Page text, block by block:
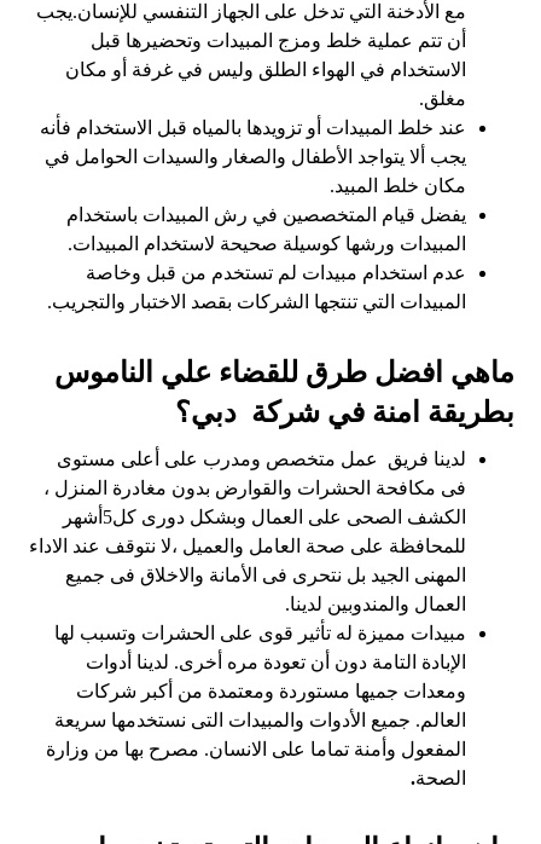
مع الأدخنة التي تدخل على الجهاز التنفسي للإنسان.يجب
أن تتم عملية خلط ومزج المبيدات وتحضيرها قبل
الاستخدام في الهواء الطلق وليس في غرفة أو مكان
مغلق.
عند خلط المبيدات أو تزويدها بالمياه قبل الاستخدام فأنه
يجب ألا يتواجد الأطفال والصغار والسيدات الحوامل في
مكان خلط المبيد.
يفضل قيام المتخصصين في رش المبيدات باستخدام
المبيدات ورشها كوسيلة صحيحة لاستخدام المبيدات.
عدم استخدام مبيدات لم تستخدم من قبل وخاصة
المبيدات التي تنتجها الشركات بقصد الاختبار والتجريب.
ماهي افضل طرق للقضاء علي الناموس
بطريقة امنة في شركة دبي؟
لدينا فريق عمل متخصص ومدرب على أعلى مستوى
فى مكافحة الحشرات والقوارض بدون مغادرة المنزل ،
الكشف الصحى على العمال وبشكل دورى كل5أشهر
للمحافظة على صحة العامل والعميل ،لا نتوقف عند الاداء
المهنى الجيد بل نتحرى فى الأمانة والاخلاق فى جميع
العمال والمندوبين لدينا.
مبيدات مميزة له تأثير قوى على الحشرات وتسبب لها
الإبادة التامة دون أن تعودة مره أخرى. لدينا أدوات
ومعدات جميها مستوردة ومعتمدة من أكبر شركات
العالم. جميع الأدوات والمبيدات التى نستخدمها سريعة
المفعول وأمنة تماما على الانسان. مصرح بها من وزارة
الصحة.